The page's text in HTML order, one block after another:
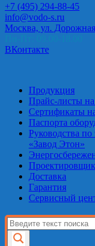
+7 (495) 294-88-45
info@vodo-s.ru
Москва, ул.
ВКонтакте
Продукция
Прайс-листы
Сертификаты
Паспорта
Руководства
«Завод Этон»
Доставка
Гарантия
Сервисный